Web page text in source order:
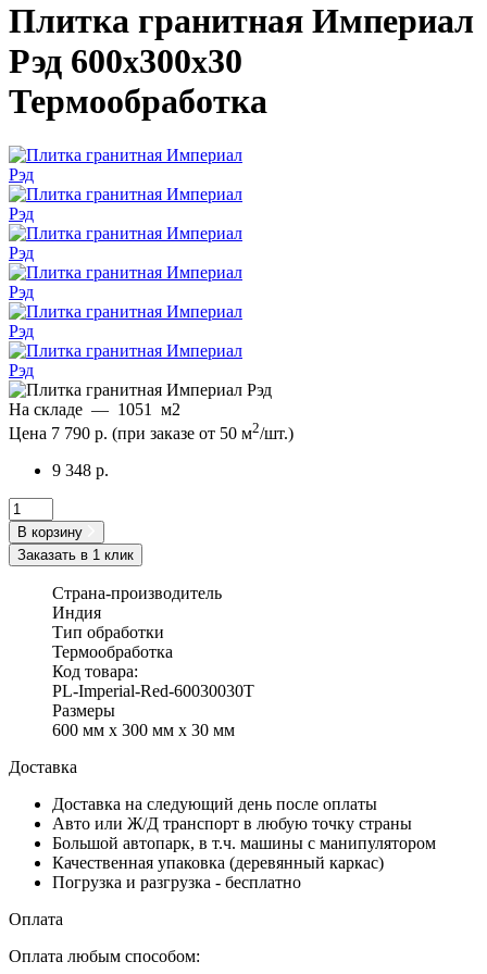
Плитка гранитная Империал
Рэд 600x300x30
Термообработка
На складе — 1051
м2
Цена 7 790 р. (при заказе от 50 м2/шт.)
9 348 р.
В корзину
Заказать в 1 клик
Страна-производитель
Индия
Тип обработки
Термообработка
Код товара:
PL-Imperial-Red-60030030T
Размеры
600 мм x 300 мм x 30 мм
Доставка
Доставка на следующий день после оплаты
Авто или Ж/Д транспорт в любую точку страны
Большой автопарк, в т.ч. машины с манипулятором
Качественная упаковка (деревянный каркас)
Погрузка и разгрузка - бесплатно
Оплата
Оплата любым способом: